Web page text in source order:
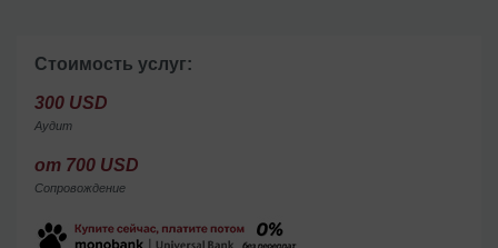
Стоимость услуг:
300 USD
Аудит
от 700 USD
Сопровождение